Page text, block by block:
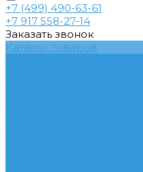
+7 (499) 490-63-61
+7 917 558-27-14
Заказать звонок
Каталог товаров